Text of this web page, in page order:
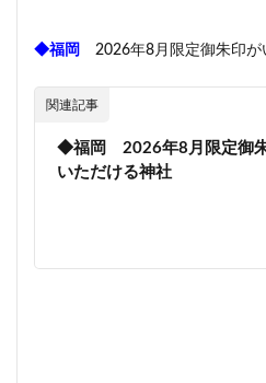
◆福岡 2026年8月限定御朱印が
関連記事
◆福岡 2026年8月限定御
いただける神社